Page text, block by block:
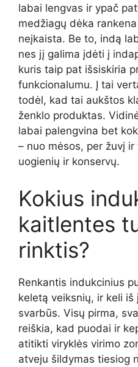
labai lengvas ir ypač
medžiagų dėka
neįkaista. Be to, indą
nes jį galima įdėti į
kuris taip pat išsiskiria
funkcionalumu. Į tai
todėl, kad tai aukštos
ženklo produktas.
labai palengvina bet
– nuo mėsos, per žuvį
uogienių ir konservų.
Kokius
kaitlentes
rinktis?
Renkantis indukcinius
keletą veiksnių, ir keli iš
svarbūs. Visų pirma,
reiškia, kad puodai ir
atitikti viryklės virimo
atveju šildymas tiesiog